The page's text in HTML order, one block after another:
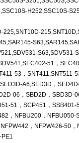
H252,SSC10S-
S63,SDV531-
51，
53，SNT411,SNT511-
A6,SED3D，
06，SBD2D，SBD3D-
51，SCP451，SSB401-
，NFBU200，
，NFPW426-50